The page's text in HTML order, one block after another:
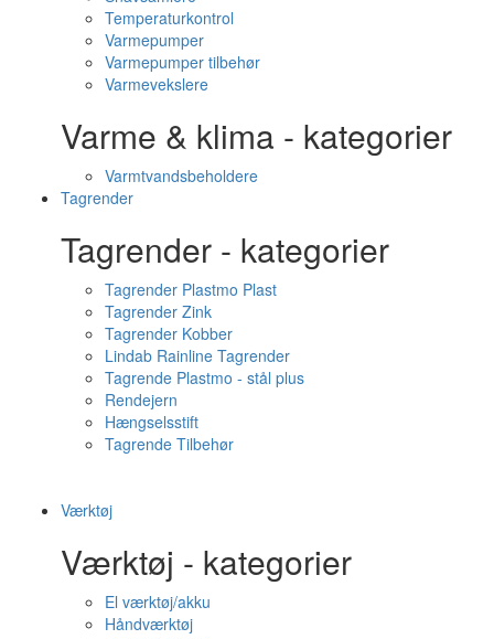
Temperaturkontrol
Varmepumper
Varmepumper tilbehør
Varmevekslere
Varme & klima - kategorier
Varmtvandsbeholdere
Tagrender
Tagrender - kategorier
Tagrender Plastmo Plast
Tagrender Zink
Tagrender Kobber
Lindab Rainline Tagrender
Tagrende Plastmo - stål plus
Rendejern
Hængselsstift
Tagrende Tilbehør
Værktøj
Værktøj - kategorier
El værktøj/akku
Håndværktøj